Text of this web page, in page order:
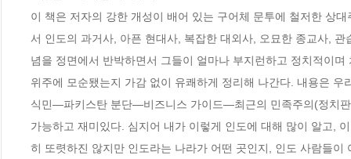
이 책은 저자의 강한 개성이 배어 있는 구어체 문투에 철저한 상
서 인도의 과거사, 아픈 현대사, 복잡한 대외사, 오묘한 종교사,
념을 정면에서 반박하면서 그들이 얼마나 부지런하고 정치적이
위주에 모순됐는지 가감 없이 유쾌하게 정리해 나간다. 내용
식민―파키스탄 분단―비즈니스 가이드―최근의 민족주의(정치
가능하고 재미있다. 심지어 내가 이렇게 인도에 대해 많이 알고,
히 또렷하진 않지만 인도라는 나라가 어떤 곳인지, 인도 사람들이